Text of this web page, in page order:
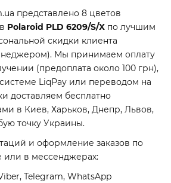
представлено 8 цветов
Polaroid PLD 6209/S/X по лучшим
скидки клиента
Мы принимаем оплату
(предоплата около 100 грн),
LiqPay или переводом на
доставляем бесплатно
в Киев, Харьков, Днепр, Львов,
точку Украины.
и оформление заказов по
или в мессенджерах:
Telegram, WhatsApp